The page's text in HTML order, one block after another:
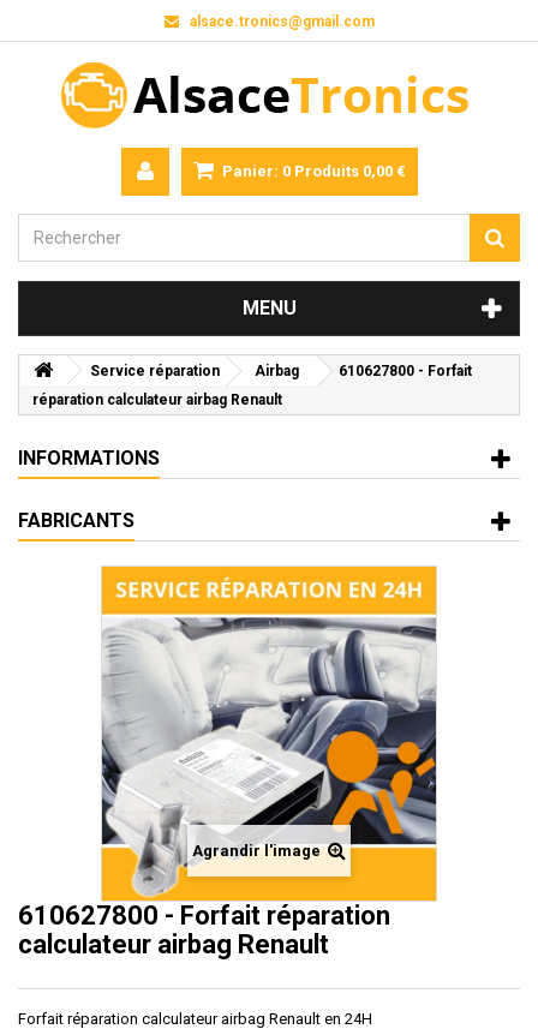
alsace.tronics@gmail.com
Panier: 0 Produits 0,00 €
MENU
Service réparation Airbag
610627800 - Forfait
réparation calculateur airbag Renault
INFORMATIONS
FABRICANTS
Agrandir l'image
610627800 - Forfait réparation
calculateur airbag Renault
Forfait réparation calculateur airbag Renault en 24H